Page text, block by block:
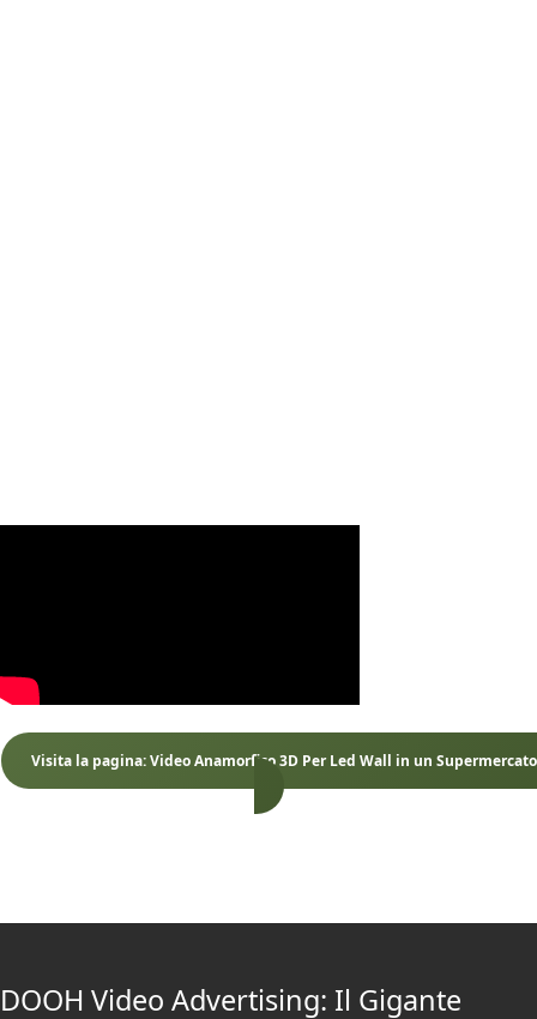
Visita la pagina: Video Anamorfico 3D Per Led Wall in un Supermercato
DOOH Video Advertising: Il Gigante